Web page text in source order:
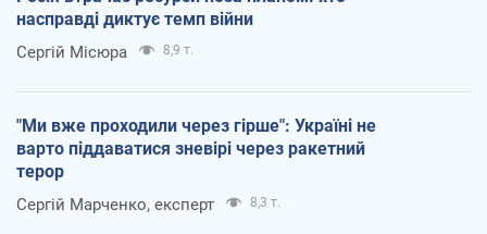
насправді диктує темп війни
Сергій Місюра 8,9 т.
"Ми вже проходили через гірше": Україні не
варто піддаватися зневірі через ракетний
терор
Сергій Марченко, експерт 8,3 т.